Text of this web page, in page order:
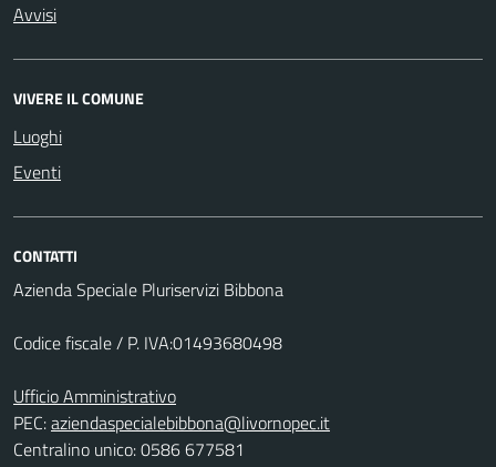
Avvisi
VIVERE IL COMUNE
Luoghi
Eventi
CONTATTI
Azienda Speciale Pluriservizi Bibbona
Codice fiscale / P. IVA:01493680498
Ufficio Amministrativo
PEC:aziendaspecialebibbona@livornopec.it
Centralino unico: 0586 677581